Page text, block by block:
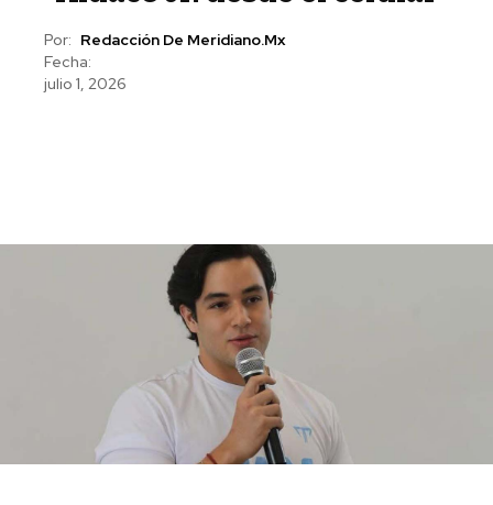
Por: Redacción De Meridiano.mx
Fecha:
julio 1, 2026